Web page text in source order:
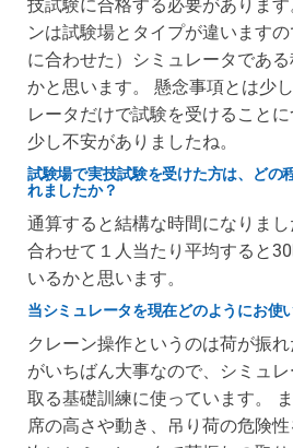
技試験に合格する必要がありま
ンは試験場とタイプが違います
に合わせた）シミュレータであ
かと思います。 懸念事項とは少
レータだけで試験を受けること
少し不安がありましたね。
試験場で実技試験を受けた方は、どの
れましたか？
通算すると結構な時間になりま
合わせて１人当たり平均すると
いるかと思います。
当シミュレータを現在どのようにお使
クレーン操作というのは荷が振
がいちばん大事なので、シミュ
取る基礎訓練に使っています。
席の高さや動き、吊り荷の危険性